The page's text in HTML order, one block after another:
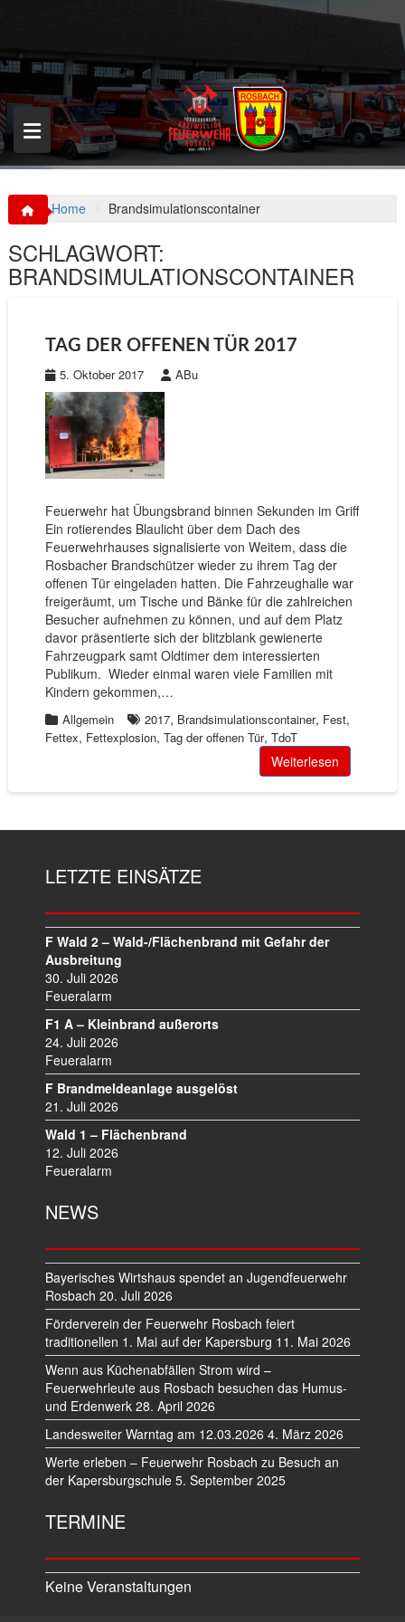
p
o
c
o
n
t
Home Brandsimulationscontainer
SCHLAGWORT:
BRANDSIMULATIONSCONTAINER
TAG DER OFFENEN TÜR 2017
5. Oktober 2017 ABu
Feuerwehr hat Übungsbrand binnen Sekunden im Griff
Ein rotierendes Blaulicht über dem Dach des
Feuerwehrhauses signalisierte von Weitem, dass die
Rosbacher Brandschützer wieder zu ihrem Tag der
offenen Tür eingeladen hatten. Die Fahrzeughalle war
freigeräumt, um Tische und Bänke für die zahlreichen
Besucher aufnehmen zu können, und auf dem Platz
davor präsentierte sich der blitzblank gewienerte
Fahrzeugpark samt Oldtimer dem interessierten
Publikum. Wieder einmal waren viele Familien mit
Kindern gekommen,…
Allgemein 2017, Brandsimulationscontainer, Fest,
Fettex, Fettexplosion, Tag der offenen Tür, TdoT
Weiterlesen
LETZTE EINSÄTZE
F Wald 2 – Wald-/Flächenbrand mit Gefahr der
Ausbreitung
30. Juli 2026
Feueralarm
F1 A – Kleinbrand außerorts
24. Juli 2026
Feueralarm
F Brandmeldeanlage ausgelöst
21. Juli 2026
Wald 1 – Flächenbrand
12. Juli 2026
Feueralarm
NEWS
Bayerisches Wirtshaus spendet an Jugendfeuerwehr
Rosbach 20. Juli 2026
Förderverein der Feuerwehr Rosbach feiert
traditionellen 1. Mai auf der Kapersburg 11. Mai 2026
Wenn aus Küchenabfällen Strom wird –
Feuerwehrleute aus Rosbach besuchen das Humus-
und Erdenwerk 28. April 2026
Landesweiter Warntag am 12.03.2026 4. März 2026
Werte erleben – Feuerwehr Rosbach zu Besuch an
der Kapersburgschule 5. September 2025
TERMINE
Keine Veranstaltungen